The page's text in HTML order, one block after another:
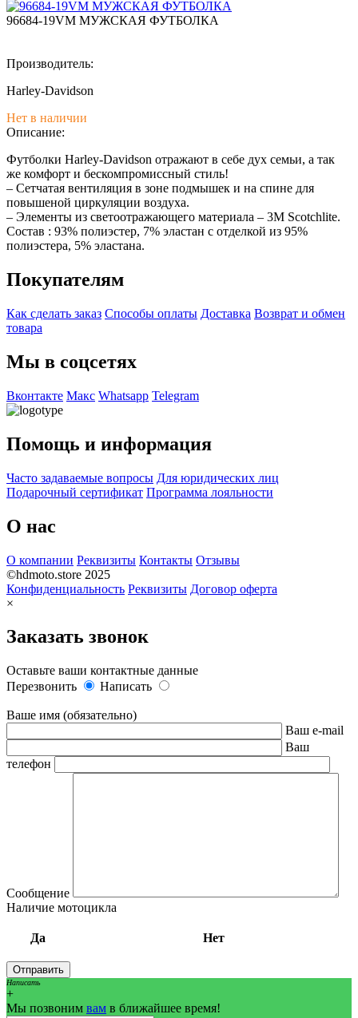
96684-19VM МУЖСКАЯ ФУТБОЛКА
Производитель:
Harley-Davidson
Нет в наличии
Описание:
Футболки Harley-Davidson отражают в себе дух семьи, а так
же комфорт и бескомпромиссный стиль!
– Сетчатая вентиляция в зоне подмышек и на спине для
повышеной циркуляции воздуха.
– Элементы из светоотражающего материала – 3M Scotchlite.
Состав : 93% полиэстер, 7% эластан с отделкой из 95%
полиэстера, 5% эластана.
Покупателям
Как сделать заказ Способы оплаты Доставка Возврат и обмен
товара
Мы в соцсетях
Вконтакте Макс Whatsapp Telegram
Помощь и информация
Часто задаваемые вопросы Для юридических лиц
Подарочный сертификат Программа лояльности
О нас
О компании Реквизиты Контакты Отзывы
©hdmoto.store 2025
Конфиденциальность Реквизиты Договор оферта
×
Заказать звонок
Оставьте ваши контактные данные
Перезвонить
Написать
Ваше имя (обязательно)
Ваш e-mail
Ваш
телефон
Сообщение
Наличие мотоцикла
Да Нет
Написать
+
Мы позвоним вам в ближайшее время!